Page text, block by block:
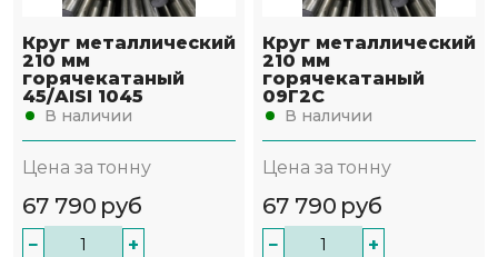
Круг металлический
210 мм
горячекатаный
45/AISI 1045
В наличии
Цена за тонну
67 790 руб
− +
Круг металлический
210 мм
горячекатаный
09Г2С
В наличии
Цена за тонну
67 790 руб
− +